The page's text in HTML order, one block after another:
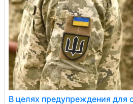
В целях предупреждения для